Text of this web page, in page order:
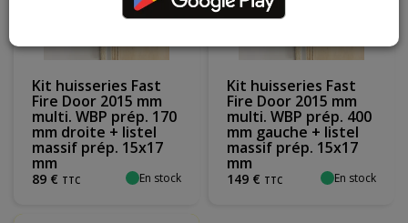
Kit huisseries Fast
Fire Door 2015 mm
multi. WBP prép. 170
mm droite + listel
massif prép. 15x17
mm
89 € TTC En stock
Kit huisseries Fast
Fire Door 2015 mm
multi. WBP prép. 400
mm gauche + listel
massif prép. 15x17
mm
149 € TTC En stock